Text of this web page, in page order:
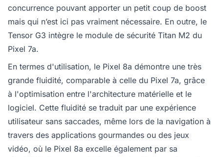
concurrence pouvant apporter un petit coup de boost
mais qui n’est ici pas vraiment nécessaire. En outre, le
Tensor G3 intègre le module de sécurité Titan M2 du
Pixel 7a.
En termes d'utilisation, le Pixel 8a démontre une très
grande fluidité, comparable à celle du Pixel 7a, grâce
à l'optimisation entre l'architecture matérielle et le
logiciel. Cette fluidité se traduit par une expérience
utilisateur sans saccades, même lors de la navigation à
travers des applications gourmandes ou des jeux
vidéo, où le Pixel 8a excelle également par sa